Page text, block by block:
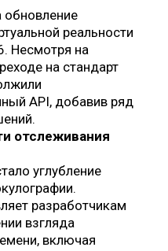
обновление
реальности
Несмотря на
на стандарт
API, добавив ряд
отслеживания
углубление
разработчикам
взгляда
включая